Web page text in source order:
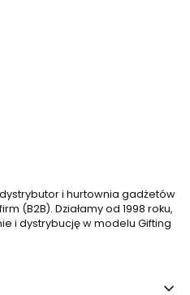
i hurtownia gadżetów
(B2B). Działamy od 1998 roku,
i dystrybucję w modelu Gifting